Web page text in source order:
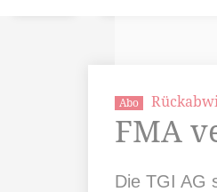
Abo
FMA
Die TGI AG